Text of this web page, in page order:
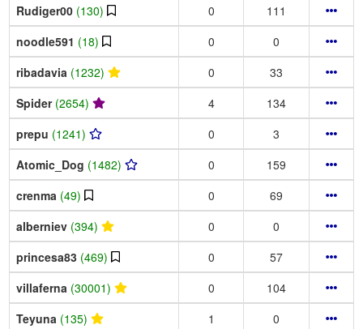
Rudiger00 (130) 0
111
noodle591 (18) 0
0
ribadavia (1232) 0
33
Spider (2654) 4
134
prepu (1241) 0
3
Atomic_Dog (1482) 0
159
crenma (49) 0
69
alberniev (394) 0
0
princesa83 (469) 0
57
villaferna (30001) 0
104
Teyuna (135) 1
0